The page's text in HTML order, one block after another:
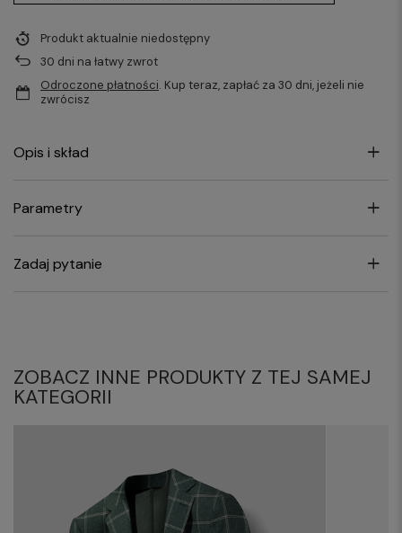
Produkt aktualnie niedostępny
30 dni na łatwy zwrot
Odroczone płatności. Kup teraz, zapłać za 30 dni, jeżeli nie
zwrócisz
Opis i skład
Parametry
Zadaj pytanie
ZOBACZ INNE PRODUKTY Z TEJ SAMEJ
KATEGORII